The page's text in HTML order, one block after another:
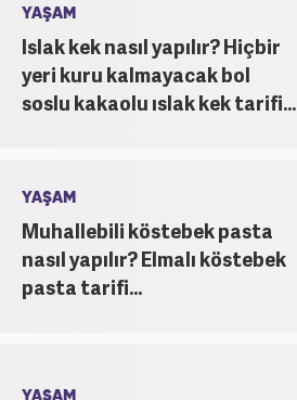
YAŞAM
Islak kek nasıl yapılır? Hiçbir
yeri kuru kalmayacak bol
soslu kakaolu ıslak kek tarifi...
YAŞAM
Muhallebili köstebek pasta
nasıl yapılır? Elmalı köstebek
pasta tarifi...
YAŞAM